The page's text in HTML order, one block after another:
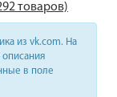
товаров)
из vk.com. На
в поле